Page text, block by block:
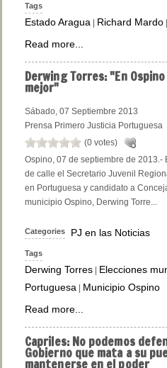
Tags
Estado Aragua Richard Mardo
Read more...
DerwingTorres: "En
mejor"
Sábado, 07 Septiembre 2013
Prensa Primero Justicia Portuguesa
(0 votes)
Ospino, 07 de septiembre de 2013.-
de calle el Secretario Juvenil
en Portuguesa y candidato a
municipio Ospino, Derwing Torre...
Categories PJ en las Noticias
Tags
Derwing Torres | Elecciones
Portuguesa | Municipio Ospino
Read more...
Capriles:No podemos
Gobierno que mata a su
mantenerse en el poder